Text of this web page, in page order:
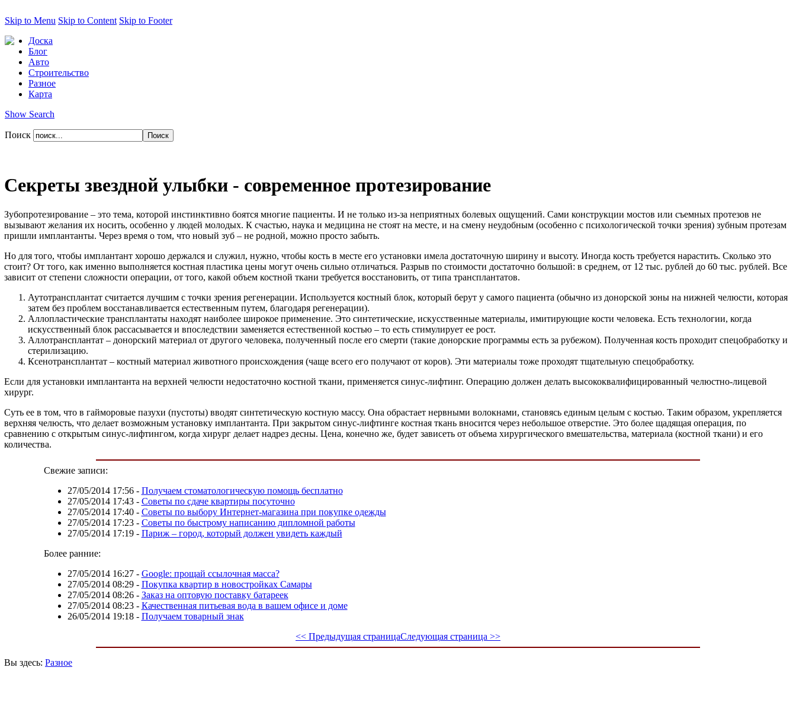
Skip to Menu Skip to Content Skip to Footer
Доска
Блог
Авто
Строительство
Разное
Карта
Show Search
Поиск
Секреты звездной улыбки - современное протезирование
Зубопротезирование – это тема, которой инстинктивно боятся многие пациенты. И не только из-за неприятных болевых ощущений. Сами конструкции мостов или съемных протезов не
вызывают желания их носить, особенно у людей молодых. К счастью, наука и медицина не стоят на месте, и на смену неудобным (особенно с психологической точки зрения) зубным протезам
пришли имплантанты. Через время о том, что новый зуб – не родной, можно просто забыть.
Но для того, чтобы имплантант хорошо держался и служил, нужно, чтобы кость в месте его установки имела достаточную ширину и высоту. Иногда кость требуется нарастить. Сколько это
стоит? От того, как именно выполняется костная пластика цены могут очень сильно отличаться. Разрыв по стоимости достаточно большой: в среднем, от 12 тыс. рублей до 60 тыс. рублей. Все
зависит от степени сложности операции, от того, какой объем костной ткани требуется восстановить, от типа трансплантатов.
Аутотрансплантат считается лучшим с точки зрения регенерации. Используется костный блок, который берут у самого пациента (обычно из донорской зоны на нижней челюсти, которая
затем без проблем восстанавливается естественным путем, благодаря регенерации).
Аллопластические трансплантаты находят наиболее широкое применение. Это синтетические, искусственные материалы, имитирующие кости человека. Есть технологии, когда
искусственный блок рассасывается и впоследствии заменяется естественной костью – то есть стимулирует ее рост.
Аллотрансплантат – донорский материал от другого человека, полученный после его смерти (такие донорские программы есть за рубежом). Полученная кость проходит спецобработку и
стерилизацию.
Ксенотрансплантат – костный материал животного происхождения (чаще всего его получают от коров). Эти материалы тоже проходят тщательную спецобработку.
Если для установки имплантанта на верхней челюсти недостаточно костной ткани, применяется синус-лифтинг. Операцию должен делать высококвалифицированный челюстно-лицевой
хирург.
Суть ее в том, что в гайморовые пазухи (пустоты) вводят синтетическую костную массу. Она обрастает нервными волокнами, становясь единым целым с костью. Таким образом, укрепляется
верхняя челюсть, что делает возможным установку имплантанта. При закрытом синус-лифтинге костная ткань вносится через небольшое отверстие. Это более щадящая операция, по
сравнению с открытым синус-лифтингом, когда хирург делает надрез десны. Цена, конечно же, будет зависеть от объема хирургического вмешательства, материала (костной ткани) и его
количества.
Свежие записи:
27/05/2014 17:56- Получаем стоматологическую помощь бесплатно
27/05/2014 17:43- Советы по сдаче квартиры посуточно
27/05/2014 17:40- Советы по выбору Интернет-магазина при покупке одежды
27/05/2014 17:23- Советы по быстрому написанию дипломной работы
27/05/2014 17:19- Париж – город, который должен увидеть каждый
Более ранние:
27/05/2014 16:27- Google: прощай ссылочная масса?
27/05/2014 08:29- Покупка квартир в новостройках Самары
27/05/2014 08:26- Заказ на оптовую поставку батареек
27/05/2014 08:23- Качественная питьевая вода в вашем офисе и доме
26/05/2014 19:18- Получаем товарный знак
<< Предыдущая страницаСледующая страница >>
Вы здесь: Разное